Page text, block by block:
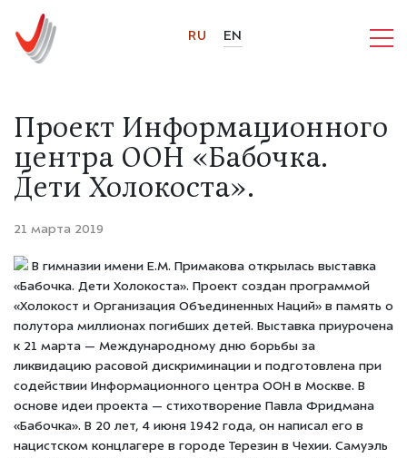
RU EN
Проект Информационного
центра ООН «Бабочка.
Дети Холокоста».
21 марта 2019
В гимназии имени Е.М. Примакова открылась выставка
«Бабочка. Дети Холокоста». Проект создан программой
«Холокост и Организация Объединенных Наций» в память о
полутора миллионах погибших детей. Выставка приурочена
к 21 марта — Международному дню борьбы за
ликвидацию расовой дискриминации и подготовлена при
содействии Информационного центра ООН в Москве. В
основе идеи проекта — стихотворение Павла Фридмана
«Бабочка». В 20 лет, 4 июня 1942 года, он написал его в
нацистском концлагере в городе Терезин в Чехии. Самуэль